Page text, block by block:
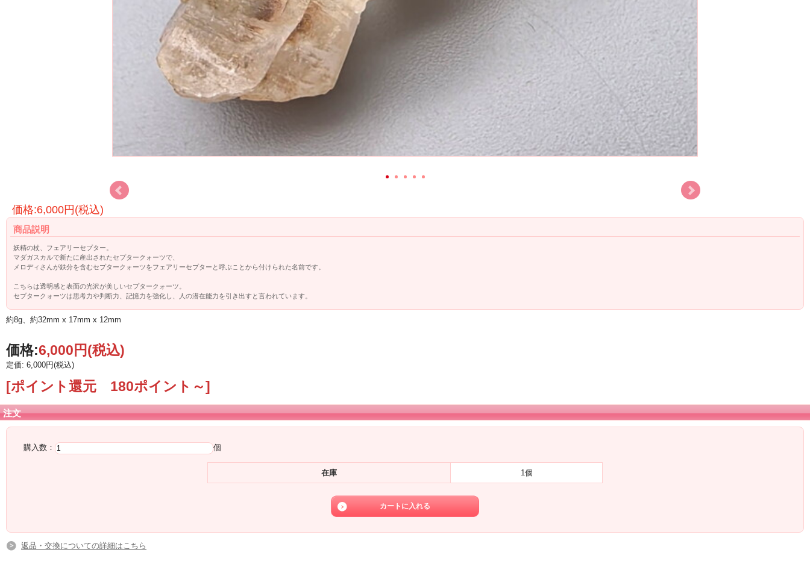
価格:6,000円(税込)
商品説明
妖精の杖、フェアリーセプター。
マダガスカルで新たに産出されたセプタークォーツで、
メロディさんが鉄分を含むセプタークォーツをフェアリーセプターと呼ぶことから付けられた名前です。
こちらは透明感と表面の光沢が美しいセプタークォーツ。
セプタークォーツは思考力や判断力、記憶力を強化し、人の潜在能力を引き出すと言われています。
約8g、約32mm x 17mm x 12mm
価格:6,000円(税込)
定価: 6,000円(税込)
[ポイント還元 180ポイント～]
注文
購入数： 個
在庫 1個
返品・交換についての詳細はこちら